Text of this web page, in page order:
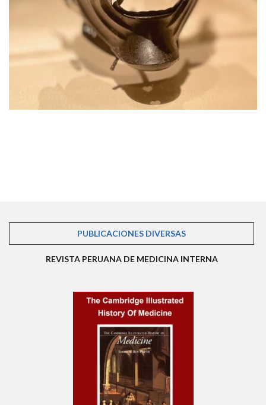
PUBLICACIONES DIVERSAS
REVISTA PERUANA DE MEDICINA INTERNA